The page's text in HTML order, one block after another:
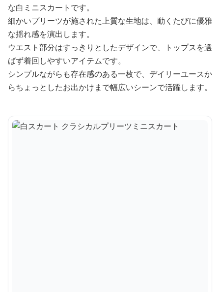
な白ミニスカートです。
細かいプリーツが施された上質な生地は、動くたびに優雅
な揺れ感を演出します。
ウエスト部分はすっきりとしたデザインで、トップスを選
ばず着回しやすいアイテムです。
シンプルながらも存在感のある一枚で、デイリーユースか
らちょっとしたお出かけまで幅広いシーンで活躍します。